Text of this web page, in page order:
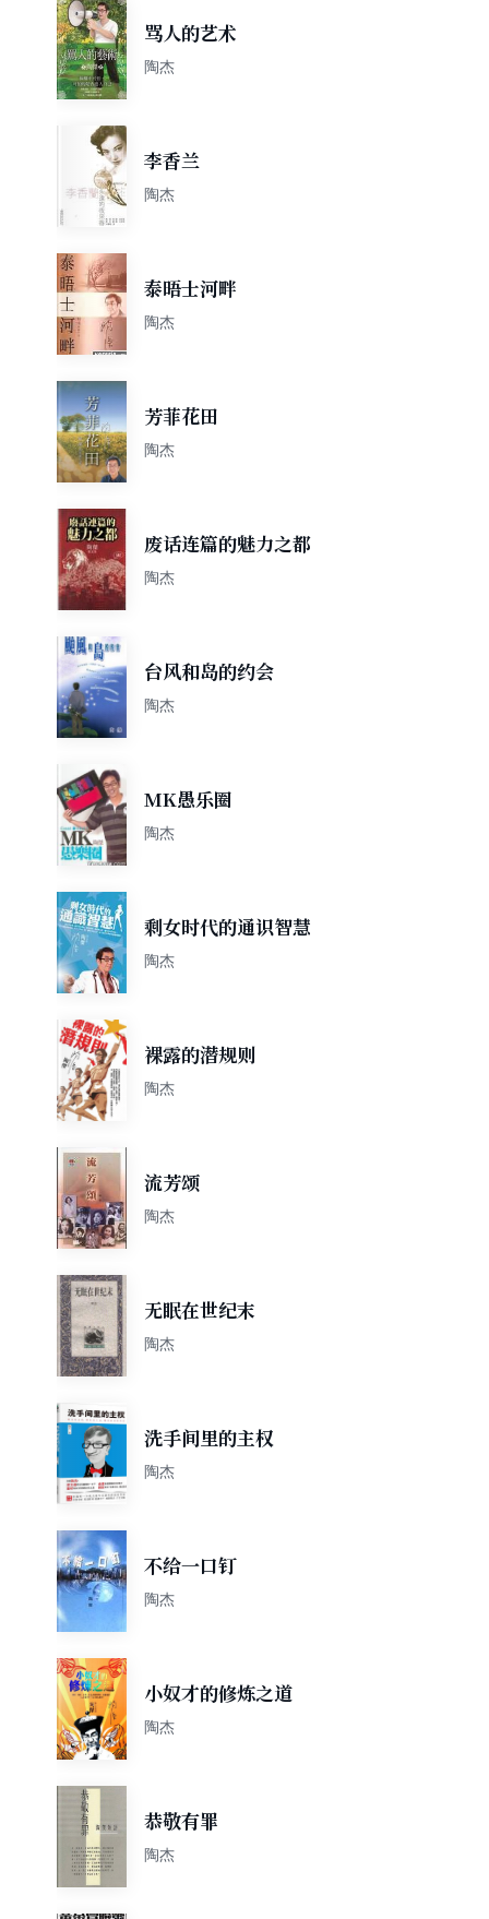
骂人的艺术
陶杰
李香兰
陶杰
泰晤士河畔
陶杰
芳菲花田
陶杰
废话连篇的魅力之都
陶杰
台风和岛的约会
陶杰
MK愚乐圈
陶杰
剩女时代的通识智慧
陶杰
裸露的潜规则
陶杰
流芳颂
陶杰
无眠在世纪末
陶杰
洗手间里的主权
陶杰
不给一口钉
陶杰
小奴才的修炼之道
陶杰
恭敬有罪
陶杰